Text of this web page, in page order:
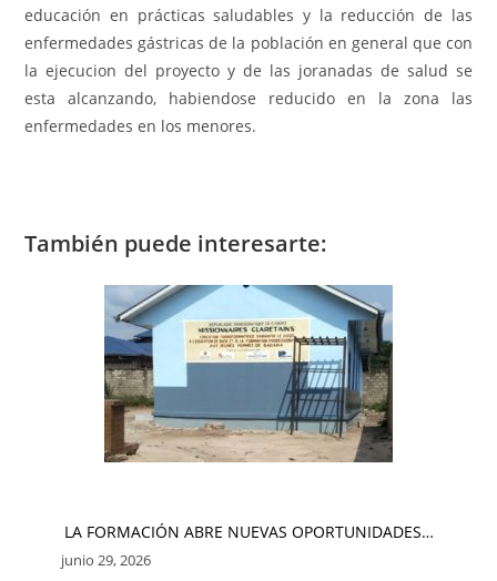
educación en prácticas saludables y la reducción de las
enfermedades gástricas de la población en general que con
la ejecucion del proyecto y de las joranadas de salud se
esta alcanzando, habiendose reducido en la zona las
enfermedades en los menores.
También puede interesarte:
LA FORMACIÓN ABRE NUEVAS OPORTUNIDADES…
junio 29, 2026